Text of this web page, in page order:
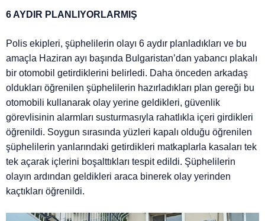
6 AYDIR PLANLIYORLARMIŞ
Polis ekipleri, şüphelilerin olayı 6 aydır planladıkları ve bu
amaçla Haziran ayı başında Bulgaristan’dan yabancı plakalı
bir otomobil getirdiklerini belirledi. Daha önceden arkadaş
oldukları öğrenilen şüphelilerin hazırladıkları plan gereği bu
otomobili kullanarak olay yerine geldikleri, güvenlik
görevlisinin alarmları susturmasıyla rahatlıkla içeri girdikleri
öğrenildi. Soygun sırasında yüzleri kapalı olduğu öğrenilen
şüphelilerin yanlarındaki getirdikleri matkaplarla kasaları tek
tek açarak içlerini boşalttıkları tespit edildi. Şüphelilerin
olayın ardından geldikleri araca binerek olay yerinden
kaçtıkları öğrenildi.